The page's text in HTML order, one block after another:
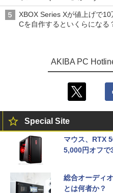
XBOX Series Xが値上げで
Cを自作するといくらになる
AKIBA PC
Special Site
マウス、RTX
5,000円オフで
総合オーディ
とは何者か？